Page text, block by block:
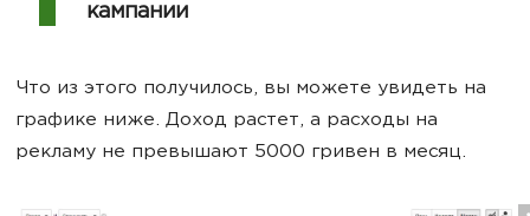
кампании
Что из этого получилось, вы можете увидеть на
графике ниже. Доход растет, а расходы на
рекламу не превышают 5000 гривен в месяц.